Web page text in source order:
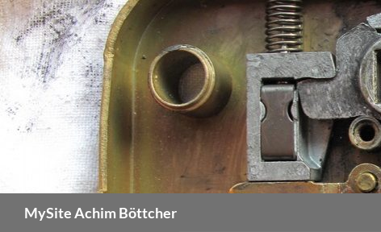
Zum
Inhalt
springen
MySite Achim Böttcher